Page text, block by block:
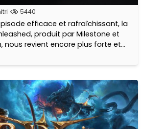
5440
efficace et rafraîchissant, la
produit par Milestone et
nous revient encore plus forte et
Déballage de l'édition physique